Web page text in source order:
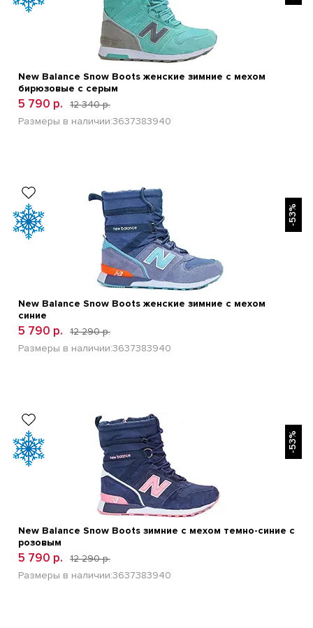
New Balance Snow Boots женские зимние с мехом
бирюзовые с серым
5 790 р.
12 340 р.
Размеры в наличии:3637383940
БЫСТРЫЙ ПРОСМОТР
-53%
New Balance Snow Boots женские зимние с мехом
синие
5 790 р.
12 290 р.
Размеры в наличии:3637383940
БЫСТРЫЙ ПРОСМОТР
-53%
New Balance Snow Boots зимние с мехом темно-синие с
розовым
5 790 р.
12 290 р.
Размеры в наличии:3637383940